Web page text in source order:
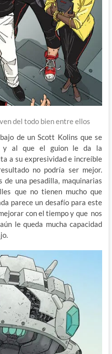
del todo bien entre ellos
de un Scott Kolins que se
y al que el guion le da la
a su expresividad e increíble
no podría ser mejor.
una pesadilla, maquinarias
que no tienen mucho que
parece un desafío para este
con el tiempo y que nos
le queda mucha capacidad